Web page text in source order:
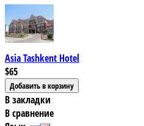
Asia Tashkent Hotel
$65
В закладки
В сравнение